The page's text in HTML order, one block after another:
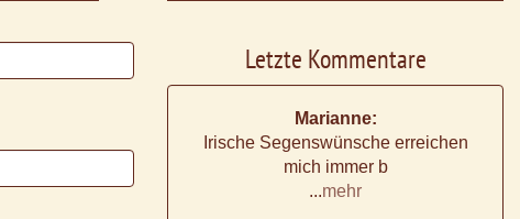
Letzte Kommentare
Marianne:
Irische Segenswünsche erreichen
mich immer b
...mehr